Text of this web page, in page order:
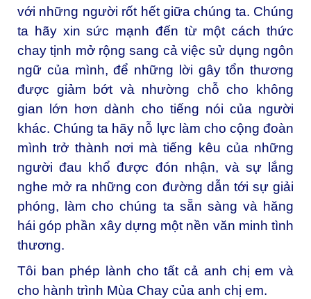
với những người rốt hết giữa chúng ta. Chúng
ta hãy xin sức mạnh đến từ một cách thức
chay tịnh mở rộng sang cả việc sử dụng ngôn
ngữ của mình, để những lời gây tổn thương
được giảm bớt và nhường chỗ cho không
gian lớn hơn dành cho tiếng nói của người
khác. Chúng ta hãy nỗ lực làm cho cộng đoàn
mình trở thành nơi mà tiếng kêu của những
người đau khổ được đón nhận, và sự lắng
nghe mở ra những con đường dẫn tới sự giải
phóng, làm cho chúng ta sẵn sàng và hăng
hái góp phần xây dựng một nền văn minh tình
thương.
Tôi ban phép lành cho tất cả anh chị em và
cho hành trình Mùa Chay của anh chị em.